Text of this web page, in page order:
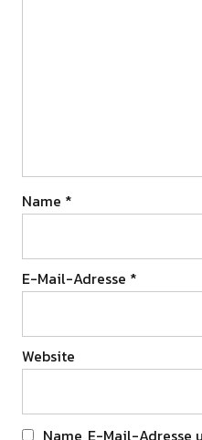
Name *
E-Mail-Adresse *
Website
Name, E-Mail-Adresse